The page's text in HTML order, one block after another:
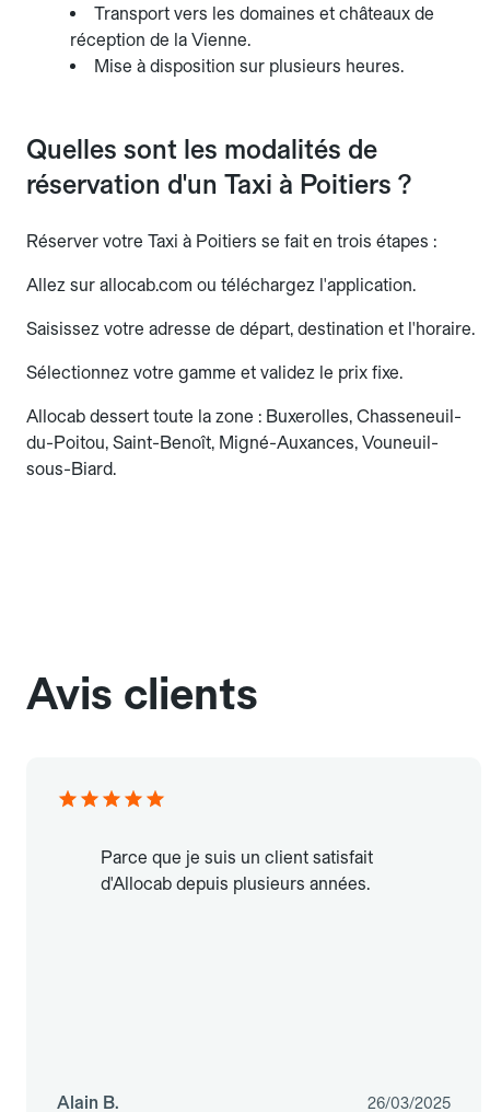
Transport vers les domaines et châteaux de
réception de la Vienne.
Mise à disposition sur plusieurs heures.
Quelles sont les modalités de
réservation d'un Taxi à Poitiers ?
Réserver votre Taxi à Poitiers se fait en trois étapes :
Allez sur allocab.com ou téléchargez l'application.
Saisissez votre adresse de départ, destination et l'horaire.
Sélectionnez votre gamme et validez le prix fixe.
Allocab dessert toute la zone : Buxerolles, Chasseneuil-
du-Poitou, Saint-Benoît, Migné-Auxances, Vouneuil-
sous-Biard.
Avis clients
Parce que je suis un client satisfait
d'Allocab depuis plusieurs années.
Alain B. 26/03/2025